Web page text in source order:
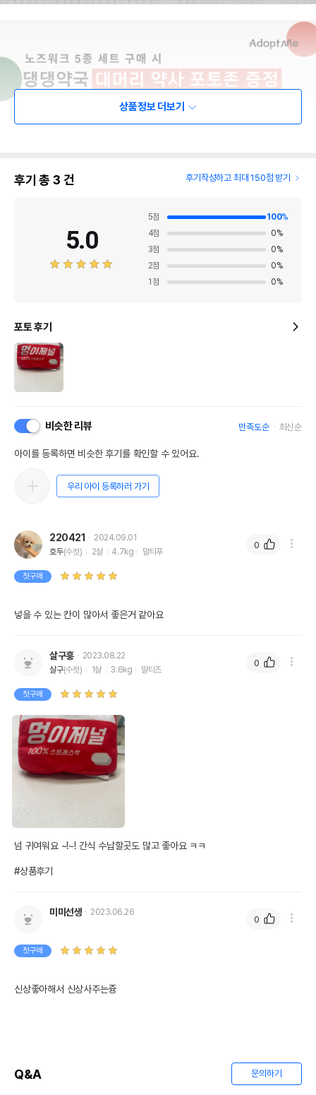
상품정보 더보기
후기 총 3 건 후기작성하고 최대 150점 받기
5.0
5점 100%
4점 0%
3점 0%
2점 0%
1 점 0%
포토 후기
비슷한 리뷰 만족도순 최신순
아이를 등록하면 비슷한 후기를 확인할 수 있어요.
우리 아이 등록하러 가기
220421
2024.09.01
호두(수컷) 2살 4.7kg 말티푸
첫구매
넣을 수 있는 칸이 많아서 좋은거 같아요
0
살구훙
2023.08.22
살구(수컷) 1살 3.6kg 말티즈
첫구매
넘 귀여워요 ~!~! 간식 수납할곳도 많고 좋아요 ㅋㅋ
#상품후기
0
미미선생 2023.06.26
첫구매
신상좋아해서 신상사주는즁
0
Q&A 문의하기